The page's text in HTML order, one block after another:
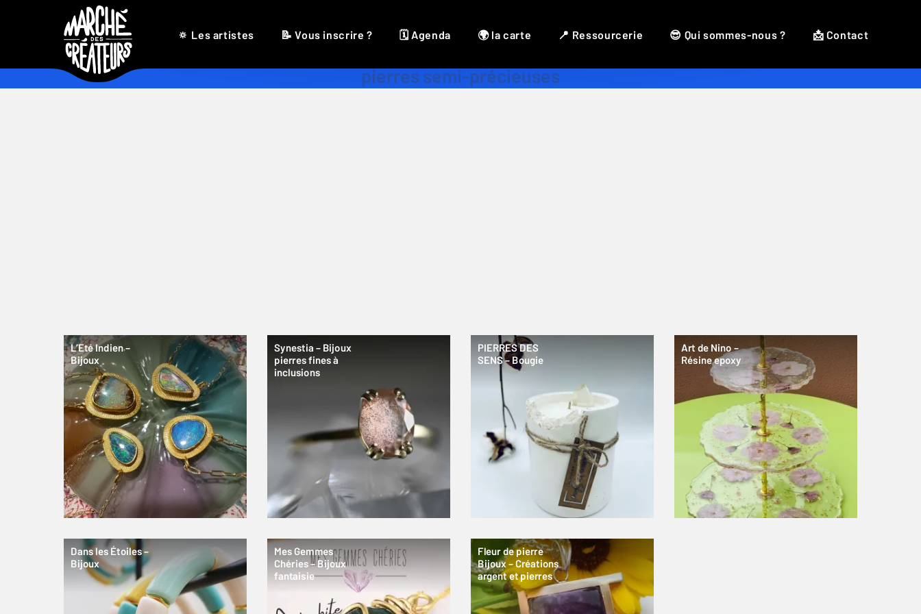
🔅 Les artistes 📝 Vous inscrire ? 🗓 Agenda 🌍 la carte 📍 Ressourcerie 😎 Qui sommes-nous ? 📩 Contact
pierres semi-précieuses
L’Eté Indien –
Bijoux
Synestia – Bijoux
pierres fines à
inclusions
PIERRES DES
SENS – Bougie
Art de Nino –
Résine epoxy
Dans les Étoiles –
Bijoux
Mes Gemmes
Chéries – Bijoux
fantaisie
Fleur de pierre
Bijoux – Créations
argent et pierres